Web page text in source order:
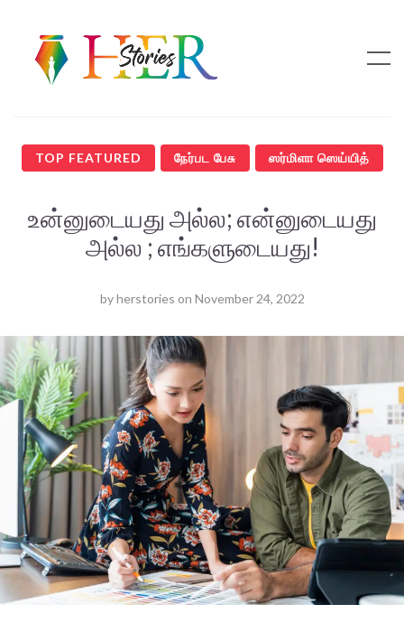
TOP FEATURED நேர்பட பேசு ஸர்மிளா ஸெய்யித்
உன்னுடையது அல்ல; என்னுடையது
அல்ல ; எங்களுடையது!
byherstories on November 24, 2022